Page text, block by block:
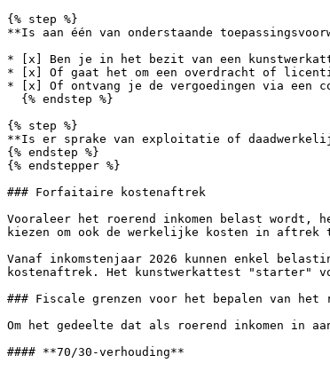
{% step %}
**Is aan één van onderstaande
* [x] Ben je in het bezit van een
* [x] Of gaat het om een overdracht of
* [x] Of ontvang je de vergoedingen via een
{% step %}
**Is er sprake van exploitatie of
{% endstep %}
{% endstepper %}
### Forfaitaire kostenaftrek
Vooraleer het roerend inkomen belast
kiezen om ook de werkelijke kosten in aftrek
Vanaf inkomstenjaar 2026 kunnen enkel
kostenaftrek. Het kunstwerkattest "starter"
### Fiscale grenzen voor het bepalen van het
Om het gedeelte dat als roerend inkomen in
#### **70/30-verhouding**